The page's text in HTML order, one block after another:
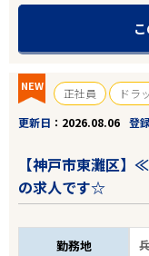
NEW 正社員
ドラ
更新日
2026.08.06 登
【神戸市東灘区
の求人です☆
勤務地